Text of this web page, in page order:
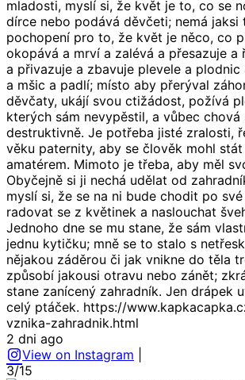
mladosti, myslí si, že květ je to, co se
dírce nebo podává děvčeti; nemá jaksi
pochopení pro to, že květ je něco, co
okopává a mrví a zalévá a přesazuje a
a přivazuje a zbavuje plevele a plodnic
a mšic a padlí; místo aby přerýval
děvčaty, ukájí svou ctižádost, požívá
kterých sám nevypěstil, a vůbec chová
destruktivně. Je potřeba jisté zralosti,
věku paternity, aby se člověk mohl
amatérem. Mimoto je třeba, aby měl
Obyčejně si ji nechá udělat od
myslí si, že se na ni bude chodit po
radovat se z květinek a naslouchat
Jednoho dne se mu stane, že sám
jednu kytičku; mně se to stalo s
nějakou záděrou či jak vnikne do těla
způsobí jakousi otravu nebo zánět;
stane zanícený zahradník. Jen drápek
celý ptáček. https://
vznika-zahradnik.html
2 dni ago
View on Instagram
3/15